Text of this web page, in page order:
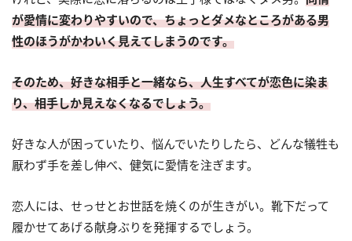
が愛情に変わりやすいので、ちょっとダメなところがある男
性のほうがかわいく見えてしまうのです。
そのため、好きな相手と一緒なら、人生すべてが恋色に染ま
り、相手しか見えなくなるでしょう。
好きな人が困っていたり、悩んでいたりしたら、どんな犠牲も
厭わず手を差し伸べ、健気に愛情を注ぎます。
恋人には、せっせとお世話を焼くのが生きがい。靴下だって
履かせてあげる献身ぶりを発揮するでしょう。